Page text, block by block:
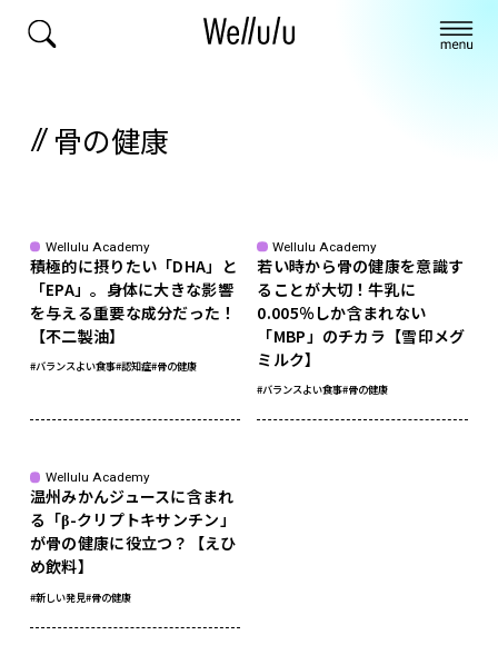
骨の健康
Wellulu Academy
積極的に摂りたい「DHA」と
「EPA」。身体に大きな影響
を与える重要な成分だった！
【不二製油】
#バランスよい食事#認知症#骨の健康
Wellulu Academy
若い時から骨の健康を意識す
ることが大切！牛乳に
0.005％しか含まれない
「MBP」のチカラ【雪印メグ
ミルク】
#バランスよい食事#骨の健康
Wellulu Academy
温州みかんジュースに含まれ
る「β-クリプトキサンチン」
が骨の健康に役立つ？【えひ
め飲料】
#新しい発見#骨の健康